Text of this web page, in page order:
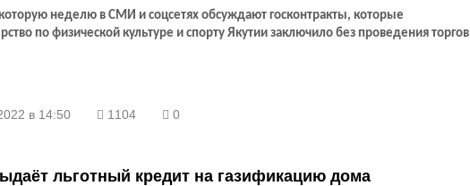
неделю в СМИ и соцсетях обсуждают госконтракты, которые
по физической культуре и спорту Якутии заключило без проведения торгов
в 14:50 1104 0
льготный кредит на газификацию дома